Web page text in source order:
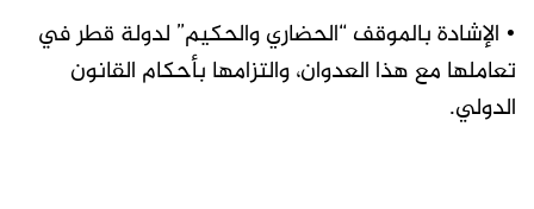
• الإشادة بالموقف “الحضاري والحكيم” لدولة قطر في
تعاملها مع هذا العدوان، والتزامها بأحكام القانون
الدولي.